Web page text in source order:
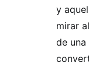
y
mirar
de una